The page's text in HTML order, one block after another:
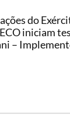
do
iniciam
–